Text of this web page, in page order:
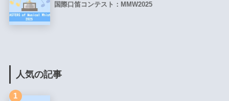
国際口笛コンテスト：MMW2025
人気の記事
1